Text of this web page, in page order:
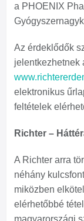
a PHOENIX
Az érdeklődők
jelentkezhetnek
elektronikus
feltételek
Richter –
A Richter arra
néhány
miközben
elérhetőbbé
magyarországi